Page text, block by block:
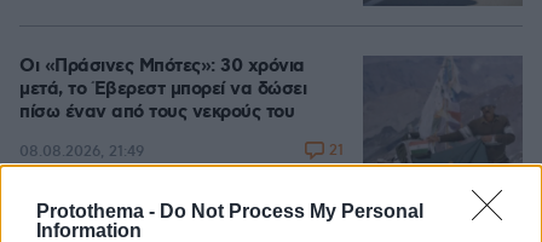
Protothema - Do Not Process My Personal
Information
Οι «Πράσινες Μπότες»: 30 χρόνια
μετά, το Έβερεστ μπορεί να δώσει
πίσω έναν από τους νεκρούς του
08.08.2026, 21:49 21